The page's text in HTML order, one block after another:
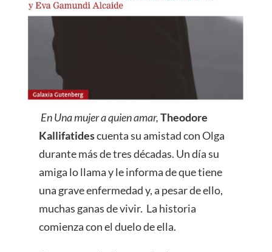
En Una mujer a quien amar,Theodore
Kallifatidescuenta su amistad con Olga
durante más de tres décadas. Un día su
amiga lo llama y le informa de que tiene
una grave enfermedad y, a pesar de ello,
muchas ganas de vivir. La historia
comienza con el duelo de ella.